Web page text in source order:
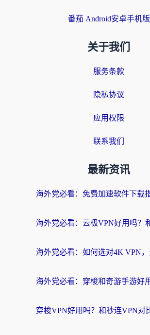
番茄 Android安卓手机版
关于我们
服务条款
隐私协议
应用权限
联系我们
最新资讯